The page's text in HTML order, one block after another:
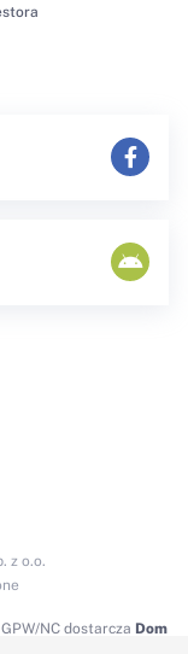
NC dostarcza Dom
z o.o.